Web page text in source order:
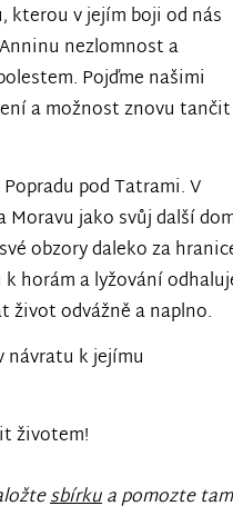
kterou v jejím boji od nás
nezlomnost a
Pojďme našimi
a možnost znovu tančit
pod Tatrami. V
Moravu jako svůj další
obzory daleko za
horám a lyžování
život odvážně a naplno.
návratu k jejímu
životem!
sbírkua pomozte